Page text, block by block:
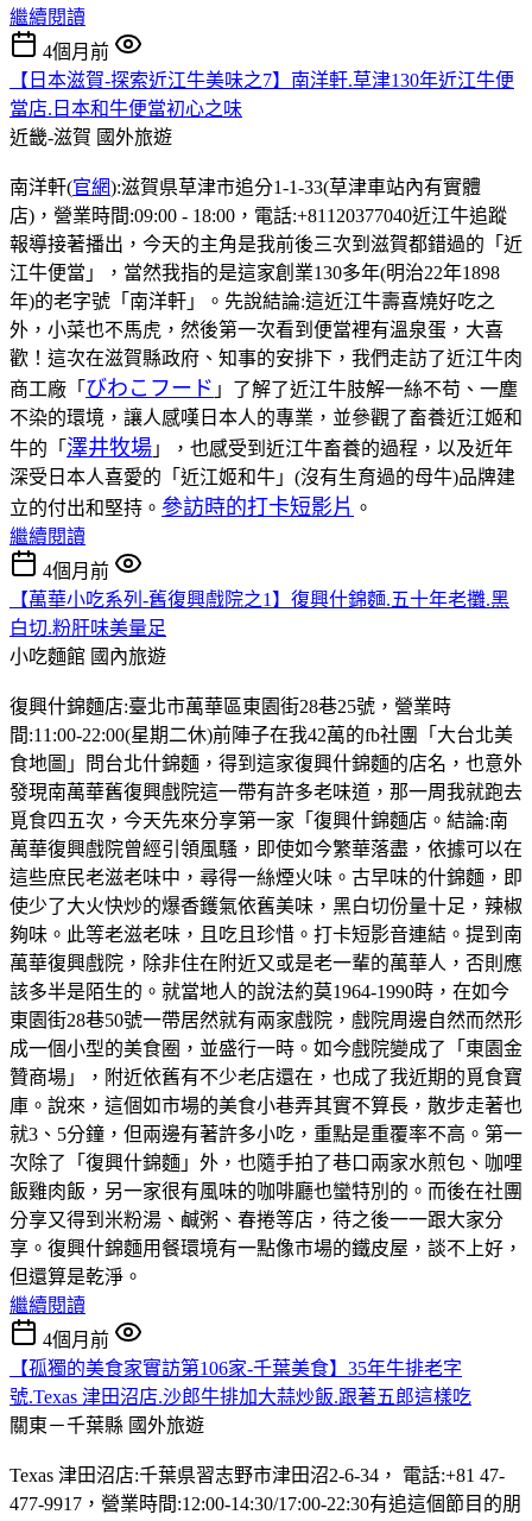
繼續閱讀
4個月前
【日本滋賀-探索近江牛美味之7】南洋軒.草津130年近江牛便
當店.日本和牛便當初心之味
近畿-滋賀 國外旅遊
南洋軒(官網):滋賀県草津市追分1-1-33(草津車站內有實體
店)，營業時間:09:00 - 18:00，電話:+81120377040近江牛追蹤
報導接著播出，今天的主角是我前後三次到滋賀都錯過的「近
江牛便當」，當然我指的是這家創業130多年(明治22年1898
年)的老字號「南洋軒」。先說結論:這近江牛壽喜燒好吃之
外，小菜也不馬虎，然後第一次看到便當裡有溫泉蛋，大喜
歡！這次在滋賀縣政府、知事的安排下，我們走訪了近江牛肉
商工廠「 びわこフード 」了解了近江牛肢解一絲不苟、一塵
不染的環境，讓人感嘆日本人的專業，並參觀了畜養近江姬和
牛的「 澤井牧場 」，也感受到近江牛畜養的過程，以及近年
深受日本人喜愛的「近江姬和牛」(沒有生育過的母牛)品牌建
立的付出和堅持。 參訪時的打卡短影片 。
繼續閱讀
4個月前
【萬華小吃系列-舊復興戲院之1】復興什錦麵.五十年老攤.黑
白切.粉肝味美量足
小吃麵館 國內旅遊
復興什錦麵店:臺北市萬華區東園街28巷25號，營業時
間:11:00-22:00(星期二休)前陣子在我42萬的fb社團「大台北美
食地圖」問台北什錦麵，得到這家復興什錦麵的店名，也意外
發現南萬華舊復興戲院這一帶有許多老味道，那一周我就跑去
覓食四五次，今天先來分享第一家「復興什錦麵店。結論:南
萬華復興戲院曾經引領風騷，即使如今繁華落盡，依據可以在
這些庶民老滋老味中，尋得一絲煙火味。古早味的什錦麵，即
使少了大火快炒的爆香鑊氣依舊美味，黑白切份量十足，辣椒
夠味。此等老滋老味，且吃且珍惜。打卡短影音連結。提到南
萬華復興戲院，除非住在附近又或是老一輩的萬華人，否則應
該多半是陌生的。就當地人的說法約莫1964-1990時，在如今
東園街28巷50號一帶居然就有兩家戲院，戲院周邊自然而然形
成一個小型的美食圈，並盛行一時。如今戲院變成了「東園金
贊商場」，附近依舊有不少老店還在，也成了我近期的覓食寶
庫。說來，這個如市場的美食小巷弄其實不算長，散步走著也
就3、5分鐘，但兩邊有著許多小吃，重點是重覆率不高。第一
次除了「復興什錦麵」外，也隨手拍了巷口兩家水煎包、咖哩
飯雞肉飯，另一家很有風味的咖啡廳也蠻特別的。而後在社團
分享又得到米粉湯、鹹粥、春捲等店，待之後一一跟大家分
享。復興什錦麵用餐環境有一點像市場的鐵皮屋，談不上好，
但還算是乾淨。
繼續閱讀
4個月前
【孤獨的美食家實訪第106家-千葉美食】35年牛排老字
號.Texas 津田沼店.沙郎牛排加大蒜炒飯.跟著五郎這樣吃
關東－千葉縣 國外旅遊
Texas 津田沼店:千葉県習志野市津田沼2-6-34， 電話:+81 47-
477-9917，營業時間:12:00-14:30/17:00-22:30有追這個節目的朋